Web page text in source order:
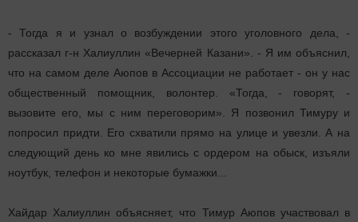
- Тогда я и узнал о возбуждении этого уголовного дела, -
рассказал г-н Халиуллин «Вечерней Казани». - Я им объяснил,
что на самом деле Аюпов в Ассоциации не работает - он у нас
общественный помощник, волонтер. «Тогда, - говорят, -
вызовите его, мы с ним переговорим». Я позвонил Тимуру и
попросил придти. Его схватили прямо на улице и увезли. А на
следующий день ко мне явились с ордером на обыск, изъяли
ноутбук, телефон и некоторые бумажки...
Хайдар Халиуллин объясняет, что Тимур Аюпов участвовал в